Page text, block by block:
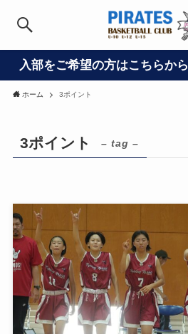
入部をご希望の方はこちらから
ホーム 3ポイント
3ポイント – tag –